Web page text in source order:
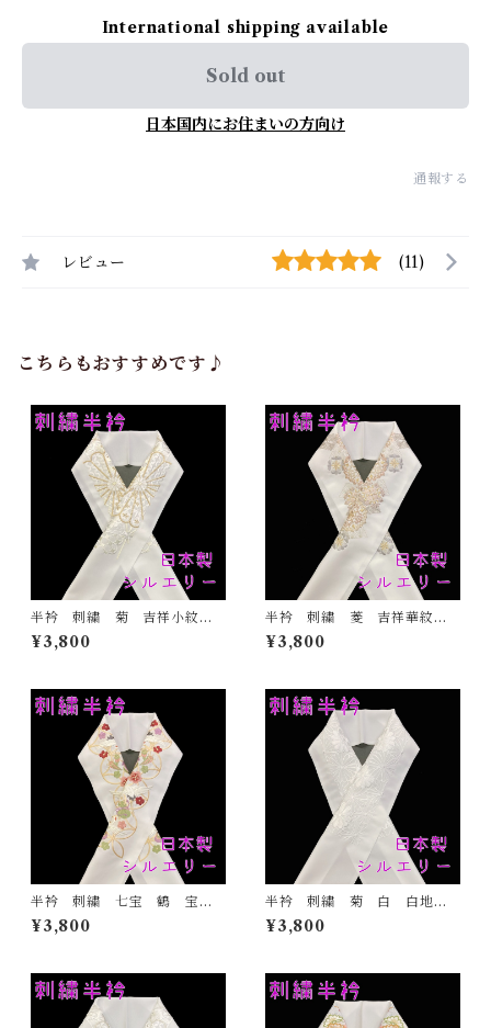
International shipping available
Sold out
日本国内にお住まいの方向け
通報する
レビュー (11)
こちらもおすすめです♪
半衿 刺繍 菊 吉祥小紋
金 白地 シルエリー 新合
繊 日本製 刺繍衿 和装小
¥3,800
半衿 刺繍 菱 吉祥華紋
白地 シルエリー 新合繊
日本製 刺繍衿 和装小物
¥3,800
半衿 刺繍 七宝 鶴 宝尽
くし 白地 シルエリー 新
合繊 日本製 刺繍衿 和装
¥3,800
半衿 刺繍 菊 白 白地
シルエリー 新合繊 日本
製 刺繍衿 和装小物 着
¥3,800